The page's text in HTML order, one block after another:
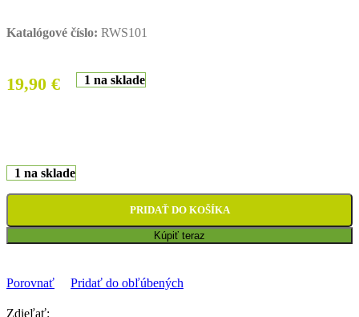
Katalógové číslo: RWS101
19,90 € 1 na sklade
1 na sklade
PRIDAŤ DO KOŠÍKA
Kúpiť teraz
Porovnať Pridať do obľúbených
Zdieľať: